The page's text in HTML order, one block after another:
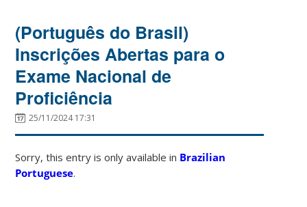
(Português do Brasil)
Inscrições Abertas para o
Exame Nacional de
Proficiência
25/11/2024 17:31
Sorry, this entry is only available in Brazilian
Portuguese.